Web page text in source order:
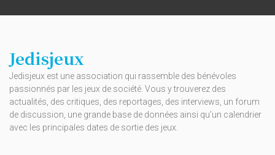
Jedisjeux
Jedisjeux est une association qui rassemble des bénévoles
passionnés par les jeux de société. Vous y trouverez des
actualités, des critiques, des reportages, des interviews, un forum
de discussion, une grande base de données ainsi qu’un calendrier
avec les principales dates de sortie des jeux.